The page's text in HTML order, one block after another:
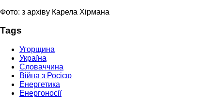
Фото: з архіву Карела Хірмана
Tags
Угорщина
Україна
Словаччина
Війна з Росією
Енергетика
Енергоносії